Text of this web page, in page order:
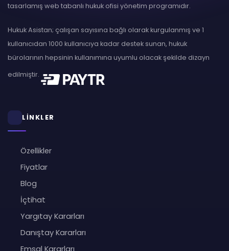
tasarlamış web tabanlı hukuk ofisi yönetim programıdır.
Hukuk Asistan; çalışan sayısına bağlı olarak kurgulanmış ve 1
kullanıcıdan 1000 kullanıcıya kadar destek sunan, hukuk
bürolarının hepsinin kullanımına uyumlu olacak şekilde dizayn
edilmiştir.
LİNKLER
Özellikler
Fiyatlar
Blog
İçtihat
Yargıtay Kararları
Danıştay Kararları